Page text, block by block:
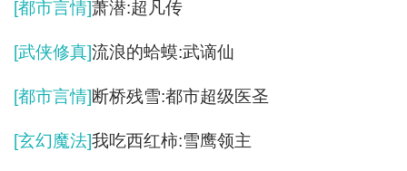
[都市言情]萧潜:超凡传
[武侠修真]流浪的蛤蟆:武谪仙
[都市言情]断桥残雪:都市超级医圣
[玄幻魔法]我吃西红柿:雪鹰领主